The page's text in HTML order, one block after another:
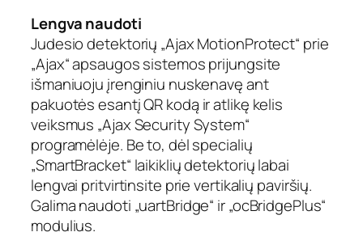
r
i
u
s
(
j
u
o
d
a
s
)
Lengva naudoti
Judesio detektorių „Ajax MotionProtect“ prie
„Ajax“ apsaugos sistemos prijungsite
išmaniuoju įrenginiu nuskenavę ant
pakuotės esantį QR kodą ir atlikę kelis
veiksmus „Ajax Security System“
programėlėje. Be to, dėl specialių
„SmartBracket“ laikiklių detektorių labai
lengvai pritvirtinsite prie vertikalių paviršių.
Galima naudoti „uartBridge“ ir „ocBridgePlus“
modulius.